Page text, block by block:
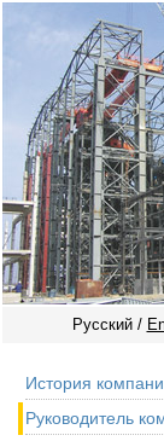
Русский /
История
Руководитель